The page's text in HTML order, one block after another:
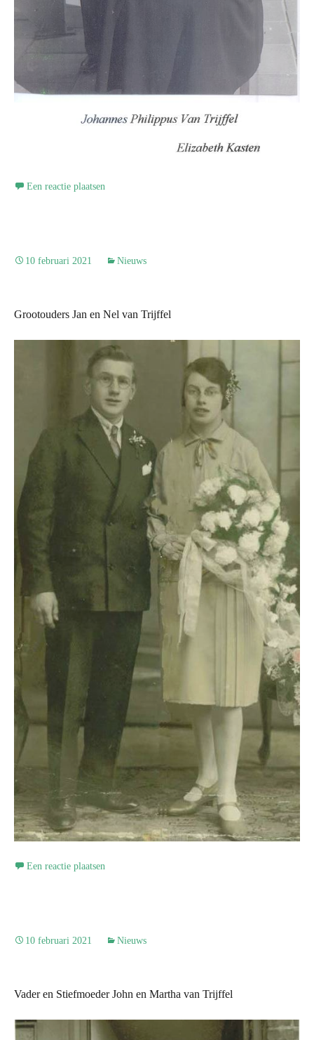
Een reactie plaatsen
10 februari 2021 Nieuws
Grootouders Jan en Nel van Trijffel
Een reactie plaatsen
10 februari 2021 Nieuws
Vader en Stiefmoeder John en Martha van Trijffel